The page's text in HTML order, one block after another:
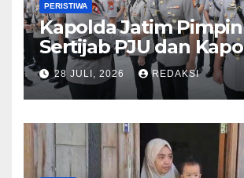
PERISTIWA
Kapolda Jatim Pimpin
Sertijab PJU dan
Perkuat Regenerasi
Kepemimpinan dan
Pelayanan Presisi
28 JULI, 2026 REDAKSI